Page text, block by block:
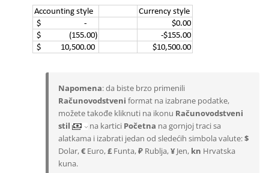
Napomena: da biste brzo primenili
Računovodstveni format na izabrane podatke,
možete takođe kliknuti na ikonu Računovodstveni
stil
na kartici Početna na gornjoj traci sa
alatkama i izabrati jedan od sledećih simbola valute:$
Dolar,€ Euro,£ Funta,₽ Rublja,¥ Jen, kn Hrvatska
kuna.